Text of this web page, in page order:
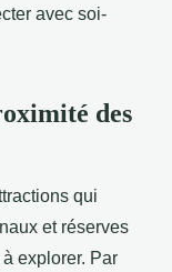
avec soi-
des
qui
et réserves
explorer. Par